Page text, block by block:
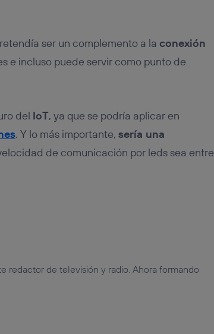
ser un complemento a la conexión
e incluso puede servir como punto de
del IoT, ya que se podría aplicar en
. Y lo más importante, sería una
de comunicación por leds sea entre
redactor de televisión y radio. Ahora formando